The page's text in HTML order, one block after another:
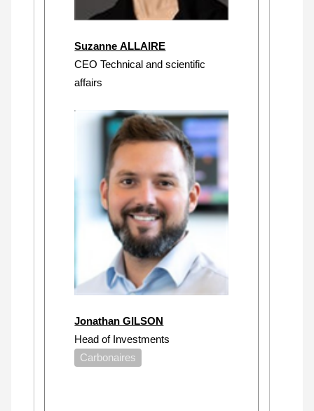
Suzanne ALLAIRE
CEO Technical and scientific
affairs
Jonathan GILSON
Head of Investments
Carbonaires